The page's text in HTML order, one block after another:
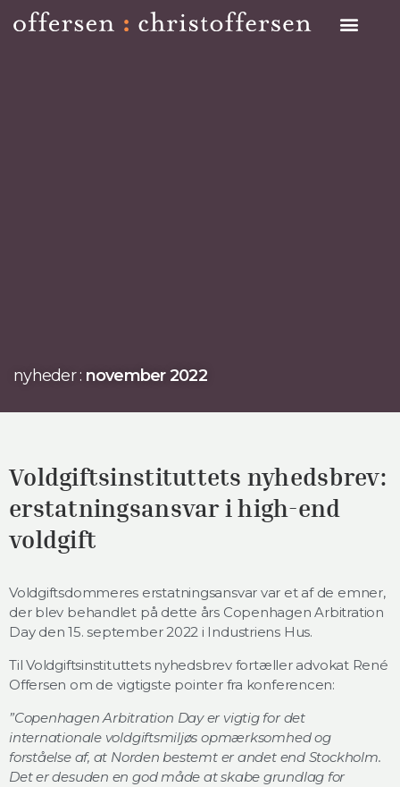
nyheder : november 2022
Voldgiftsinstituttets nyhedsbrev:
erstatningsansvar i high-end
voldgift
Voldgiftsdommeres erstatningsansvar var et af de emner,
der blev behandlet på dette års Copenhagen Arbitration
Day den 15. september 2022 i Industriens Hus.
Til Voldgiftsinstituttets nyhedsbrev fortæller advokat René
Offersen om de vigtigste pointer fra konferencen:
”Copenhagen Arbitration Day er vigtig for det
internationale voldgiftsmiljøs opmærksomhed og
forståelse af, at Norden bestemt er andet end Stockholm.
Det er desuden en god måde at skabe grundlag for